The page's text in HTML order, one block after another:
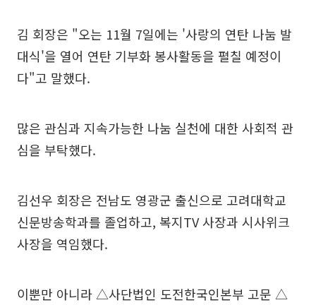
김 회장은 "오는 11월 7일에는 '사랑의 연탄 나눔 발
대식'을 열어 연탄 기부화 봉사활동을 펼칠 예정이
다"고 말했다.
많은 관심과 지속가능한 나눔 실천에 대한 사회적 관
심을 부탁했다.
김선우 회장은 전남도 영광군 출신으로 고려대학교
신문방송학과를 졸업하고, 복지TV 사장과 시사위크
사장을 역임했다.
이뿐만 아니라 △사단법인 도전한국인본부 고문 △